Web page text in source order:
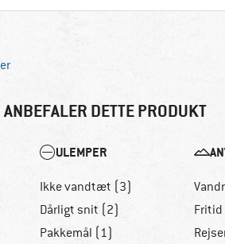
ANBEFALER DETTE PRODUKT
ULEMPER
Ikke vandtæt (3)
Dårligt snit (2)
Pakkemål (1)